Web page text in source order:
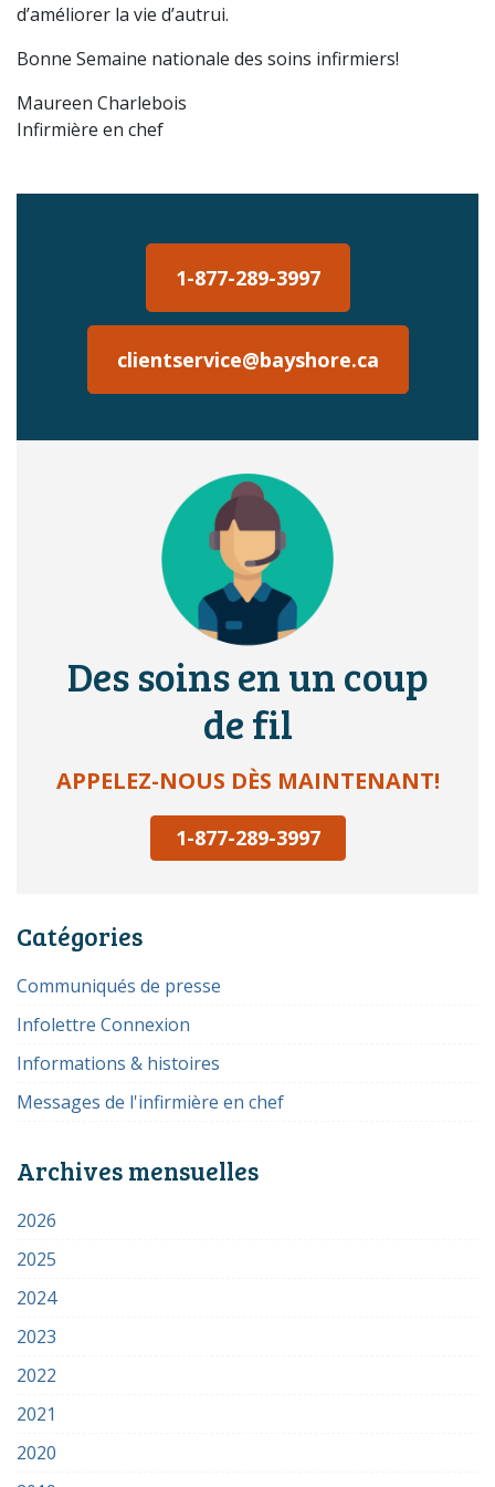
d’améliorer la vie d’autrui.
Bonne Semaine nationale des soins infirmiers!
Maureen Charlebois
Infirmière en chef
1-877-289-3997
clientservice@bayshore.ca
Des soins en un coup
de fil
APPELEZ-NOUS DÈS MAINTENANT!
1-877-289-3997
Catégories
Communiqués de presse
Infolettre Connexion
Informations & histoires
Messages de l'infirmière en chef
Archives mensuelles
2026
2025
2024
2023
2022
2021
2020